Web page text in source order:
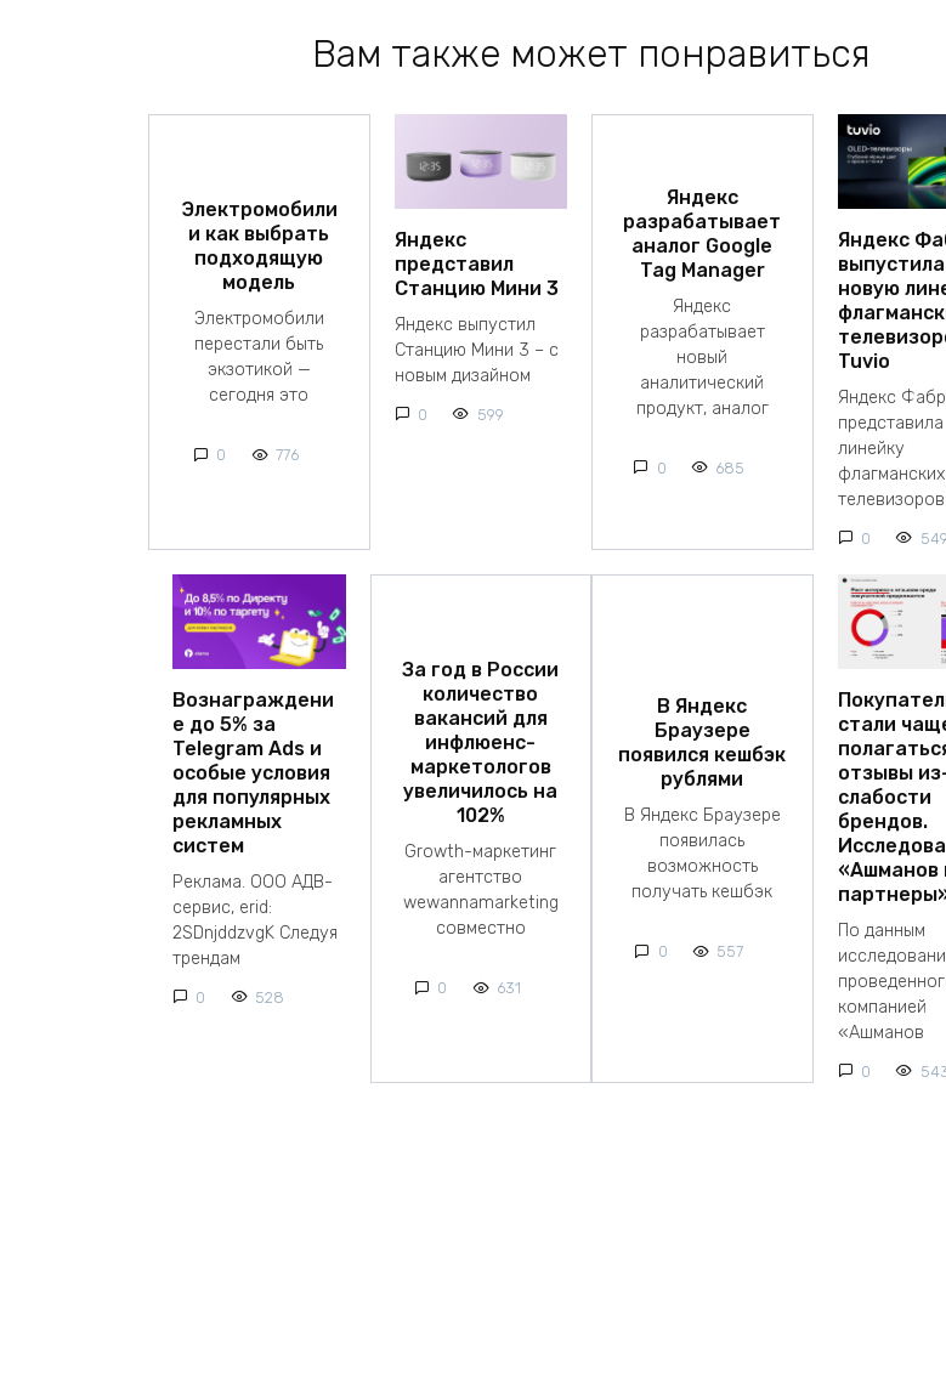
Вам также может понравиться
Электромобили
и как выбрать
подходящую
модель
Электромобили
перестали быть
экзотикой —
сегодня это
0 776
Яндекс
представил
Станцию Мини 3
Яндекс выпустил
Станцию Мини 3 – с
новым дизайном
0 599
Яндекс
разрабатывает
аналог Google
Tag Manager
Яндекс
разрабатывает
новый
аналитический
продукт, аналог
0 685
Яндекс
выпустила
новую
Tuvio
Яндекс
представила
линейку
флагманских
0 549
Вознаграждени
е до 5% за
Telegram Ads и
особые условия
для популярных
рекламных
систем
Реклама. ООО АДВ-
сервис, erid:
2SDnjddzvgK Следуя
трендам
0 528
За год в России
количество
вакансий для
инфлюенс-
маркетологов
увеличилось на
102%
Growth-маркетинг
агентство
wewannamarketing
совместно
0 631
В Яндекс
Браузере
появился кешбэк
рублями
В Яндекс Браузере
появилась
возможность
получать кешбэк
0 557
стали
отзывы
слабости
брендов.
«Ашманов
По данным
компанией
«Ашманов
0